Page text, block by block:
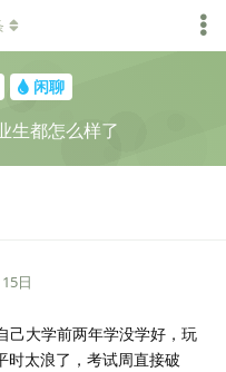
闲聊
生都怎么样了
日
己大学前两年学没学好，玩
时太浪了，考试周直接破